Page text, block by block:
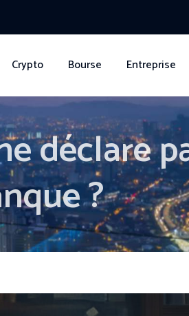
Crypto Bourse Entreprise
déclare
?